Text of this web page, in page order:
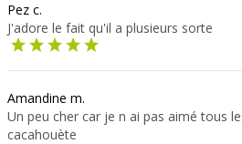
Pez c.
J'adore le fait qu'il a plusieurs sorte
Amandine m.
Un peu cher car je n ai pas aimé tous
cacahouète